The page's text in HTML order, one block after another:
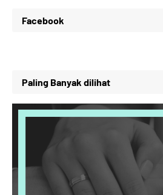
Facebook
Paling Banyak dilihat